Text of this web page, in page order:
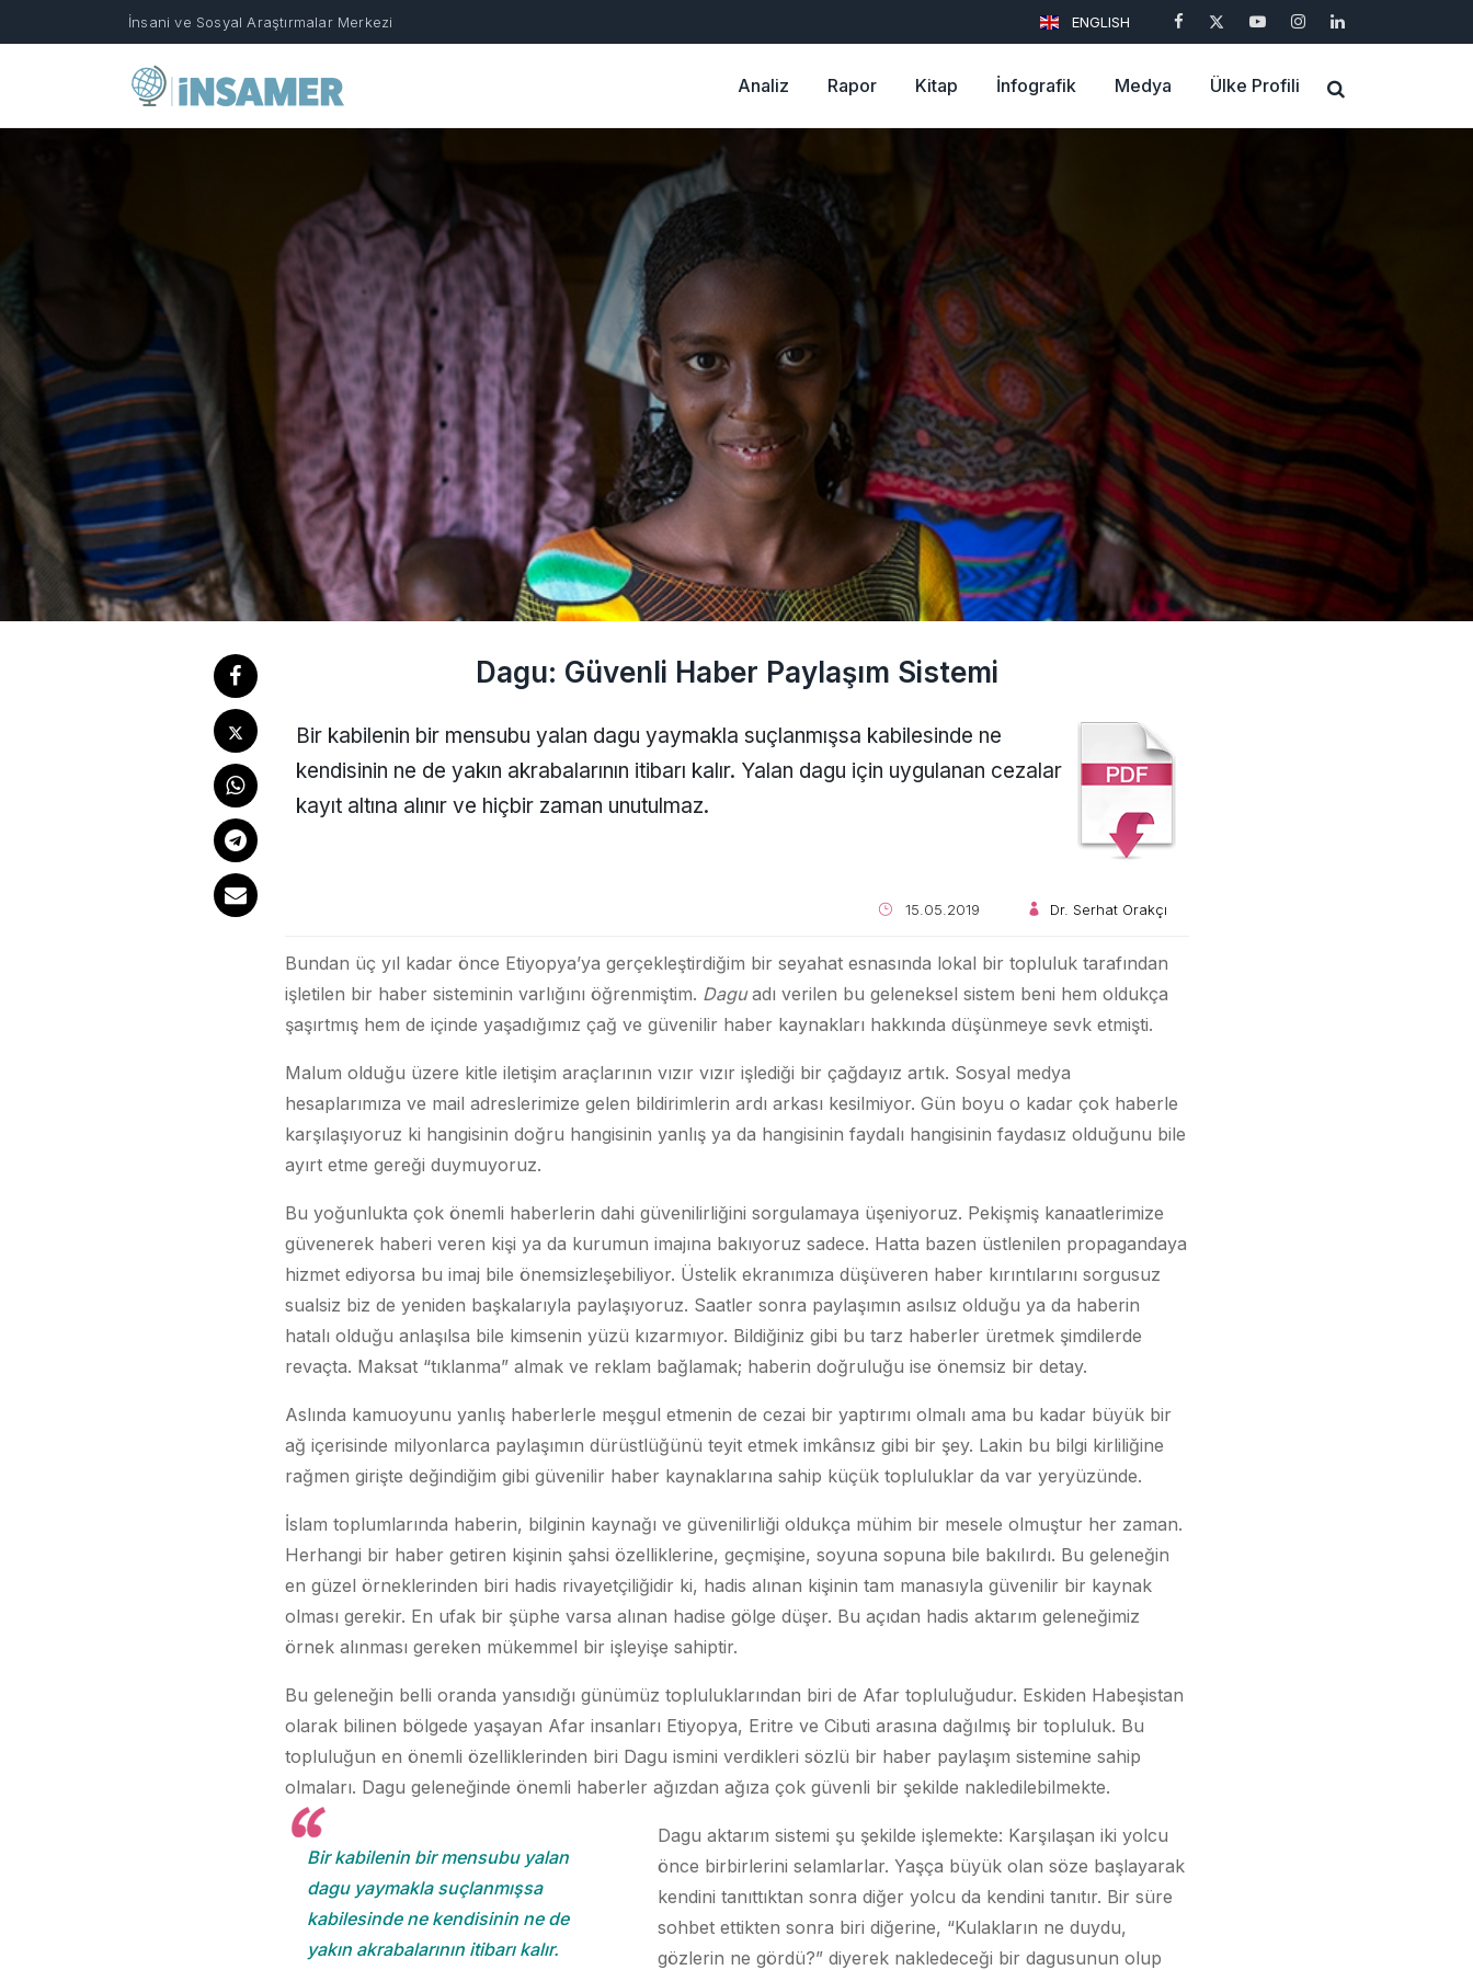
İnsani ve Sosyal Araştırmalar Merkezi ENGLISH
Analiz Rapor Kitap İnfografik Medya Ülke Profili
Dagu: Güvenli Haber Paylaşım Sistemi
Bir kabilenin bir mensubu yalan dagu yaymakla suçlanmışsa kabilesinde ne
kendisinin ne de yakın akrabalarının itibarı kalır. Yalan dagu için uygulanan cezalar
kayıt altına alınır ve hiçbir zaman unutulmaz.
15.05.2019 Dr. Serhat Orakçı
Bundan üç yıl kadar önce Etiyopya’ya gerçekleştirdiğim bir seyahat esnasında lokal bir topluluk tarafından
işletilen bir haber sisteminin varlığını öğrenmiştim. Daguadı verilen bu geleneksel sistem beni hem oldukça
şaşırtmış hem de içinde yaşadığımız çağ ve güvenilir haber kaynakları hakkında düşünmeye sevk etmişti.
Malum olduğu üzere kitle iletişim araçlarının vızır vızır işlediği bir çağdayız artık. Sosyal medya
hesaplarımıza ve mail adreslerimize gelen bildirimlerin ardı arkası kesilmiyor. Gün boyu o kadar çok haberle
karşılaşıyoruz ki hangisinin doğru hangisinin yanlış ya da hangisinin faydalı hangisinin faydasız olduğunu bile
ayırt etme gereği duymuyoruz.
Bu yoğunlukta çok önemli haberlerin dahi güvenilirliğini sorgulamaya üşeniyoruz. Pekişmiş kanaatlerimize
güvenerek haberi veren kişi ya da kurumun imajına bakıyoruz sadece. Hatta bazen üstlenilen propagandaya
hizmet ediyorsa bu imaj bile önemsizleşebiliyor. Üstelik ekranımıza düşüveren haber kırıntılarını sorgusuz
sualsiz biz de yeniden başkalarıyla paylaşıyoruz. Saatler sonra paylaşımın asılsız olduğu ya da haberin
hatalı olduğu anlaşılsa bile kimsenin yüzü kızarmıyor. Bildiğiniz gibi bu tarz haberler üretmek şimdilerde
revaçta. Maksat “tıklanma” almak ve reklam bağlamak; haberin doğruluğu ise önemsiz bir detay.
Aslında kamuoyunu yanlış haberlerle meşgul etmenin de cezai bir yaptırımı olmalı ama bu kadar büyük bir
ağ içerisinde milyonlarca paylaşımın dürüstlüğünü teyit etmek imkânsız gibi bir şey. Lakin bu bilgi kirliliğine
rağmen girişte değindiğim gibi güvenilir haber kaynaklarına sahip küçük topluluklar da var yeryüzünde.
İslam toplumlarında haberin, bilginin kaynağı ve güvenilirliği oldukça mühim bir mesele olmuştur her zaman.
Herhangi bir haber getiren kişinin şahsi özelliklerine, geçmişine, soyuna sopuna bile bakılırdı. Bu geleneğin
en güzel örneklerinden biri hadis rivayetçiliğidir ki, hadis alınan kişinin tam manasıyla güvenilir bir kaynak
olması gerekir. En ufak bir şüphe varsa alınan hadise gölge düşer. Bu açıdan hadis aktarım geleneğimiz
örnek alınması gereken mükemmel bir işleyişe sahiptir.
Bu geleneğin belli oranda yansıdığı günümüz topluluklarından biri de Afar topluluğudur. Eskiden Habeşistan
olarak bilinen bölgede yaşayan Afar insanları Etiyopya, Eritre ve Cibuti arasına dağılmış bir topluluk. Bu
topluluğun en önemli özelliklerinden biri Dagu ismini verdikleri sözlü bir haber paylaşım sistemine sahip
olmaları. Dagu geleneğinde önemli haberler ağızdan ağıza çok güvenli bir şekilde nakledilebilmekte.
Bir kabilenin bir mensubu yalan
dagu yaymakla suçlanmışsa
kabilesinde ne kendisinin ne de
yakın akrabalarının itibarı kalır.
Dagu aktarım sistemi şu şekilde işlemekte: Karşılaşan iki yolcu
önce birbirlerini selamlarlar. Yaşça büyük olan söze başlayarak
kendini tanıttıktan sonra diğer yolcu da kendini tanıtır. Bir süre
sohbet ettikten sonra biri diğerine, “Kulakların ne duydu,
gözlerin ne gördü?” diyerek nakledeceği bir dagusunun olup